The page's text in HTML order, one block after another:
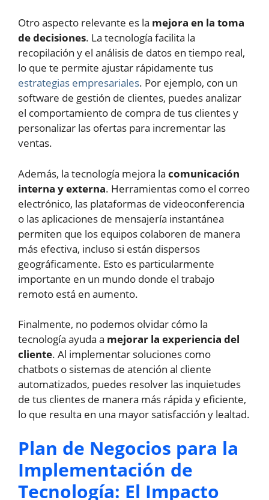
Otro aspecto relevante es la mejora en la toma
de decisiones. La tecnología facilita la
recopilación y el análisis de datos en tiempo real,
lo que te permite ajustar rápidamente tus
estrategias empresariales. Por ejemplo, con un
software de gestión de clientes, puedes analizar
el comportamiento de compra de tus clientes y
personalizar las ofertas para incrementar las
ventas.
Además, la tecnología mejora la comunicación
interna y externa. Herramientas como el correo
electrónico, las plataformas de videoconferencia
o las aplicaciones de mensajería instantánea
permiten que los equipos colaboren de manera
más efectiva, incluso si están dispersos
geográficamente. Esto es particularmente
importante en un mundo donde el trabajo
remoto está en aumento.
Finalmente, no podemos olvidar cómo la
tecnología ayuda a mejorar la experiencia del
cliente. Al implementar soluciones como
chatbots o sistemas de atención al cliente
automatizados, puedes resolver las inquietudes
de tus clientes de manera más rápida y eficiente,
lo que resulta en una mayor satisfacción y lealtad.
Plan de Negocios para la
Implementación de
Tecnología: El Impacto